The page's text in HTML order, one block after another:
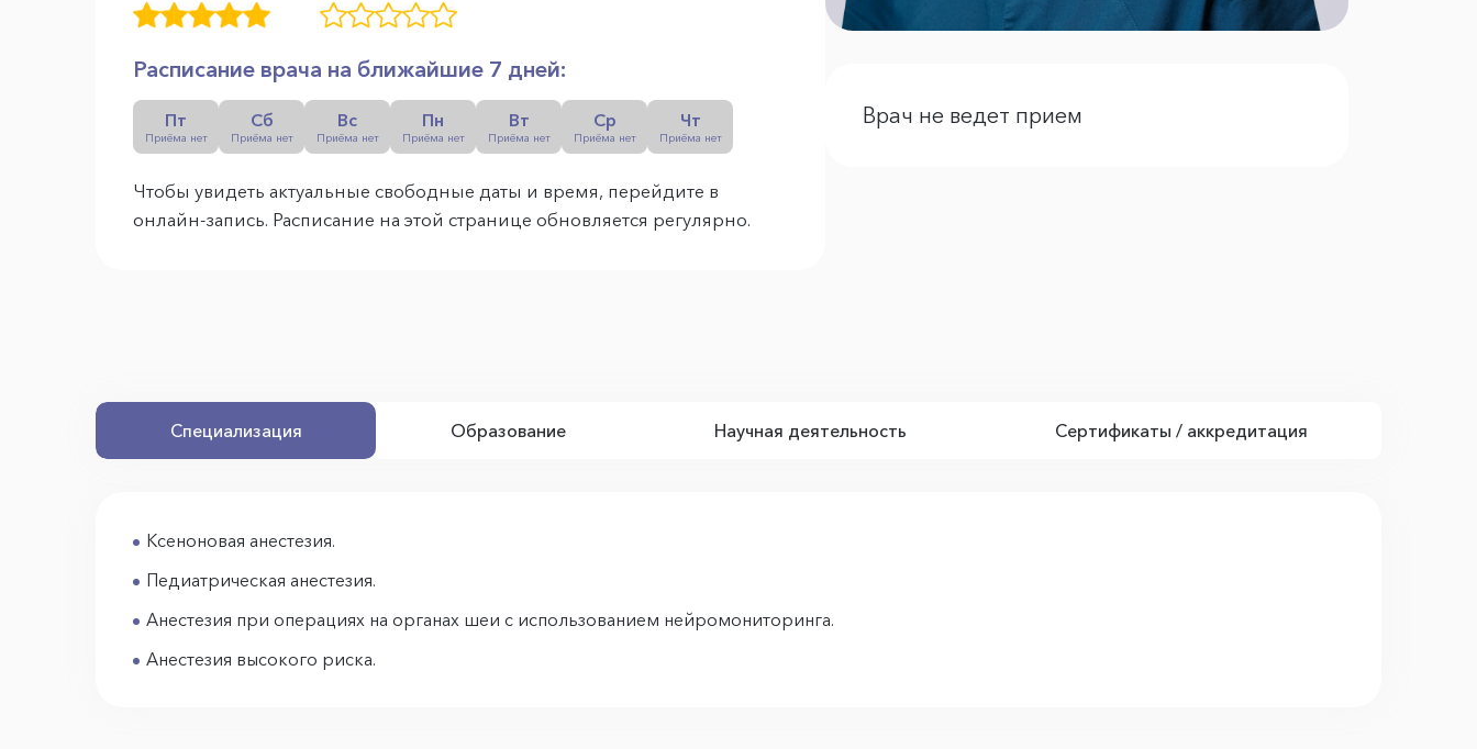
Расписание врача на ближайшие 7 дней:
Пт
Приёма нет
Сб
Приёма нет
Вс
Приёма нет
Пн
Приёма нет
Вт
Приёма нет
Ср
Приёма нет
Чт
Приёма нет
Чтобы увидеть актуальные свободные даты и время, перейдите в
онлайн-запись. Расписание на этой странице обновляется регулярно.
Врач не ведет прием
Специализация Образование Научная деятельность Сертификаты / аккредитация
Ксеноновая анестезия.
Педиатрическая анестезия.
Анестезия при операциях на органах шеи с использованием нейромониторинга.
Анестезия высокого риска.